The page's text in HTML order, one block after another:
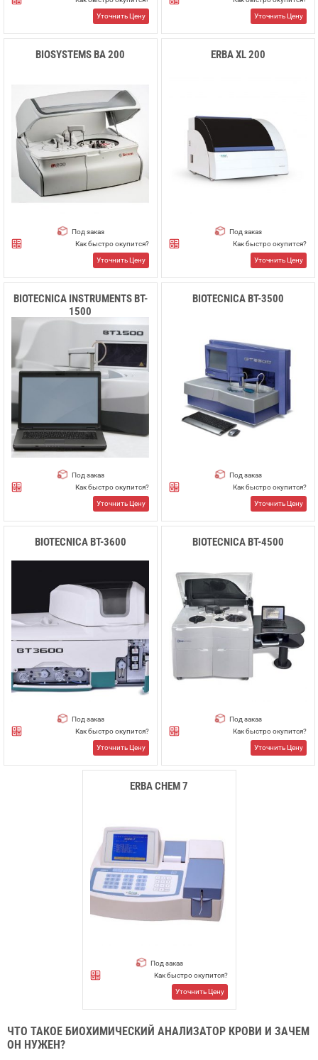
Уточнить Цену Уточнить Цену
BIOSYSTEMS BA 200
Под заказ
Как быстро окупится?
Уточнить Цену
ERBA XL 200
Под заказ
Как быстро окупится?
Уточнить Цену
BIOTECNICA INSTRUMENTS BT-
1500
Под заказ
Как быстро окупится?
Уточнить Цену
BIOTECNICA BT-3500
Под заказ
Как быстро окупится?
Уточнить Цену
BIOTECNICA BT-3600
Под заказ
Как быстро окупится?
Уточнить Цену
BIOTECNICA BT-4500
Под заказ
Как быстро окупится?
Уточнить Цену
ERBA CHEM 7
Под заказ
Как быстро окупится?
Уточнить Цену
ЧТО ТАКОЕ БИОХИМИЧЕСКИЙ АНАЛИЗАТОР КРОВИ И ЗАЧЕМ
ОН НУЖЕН?